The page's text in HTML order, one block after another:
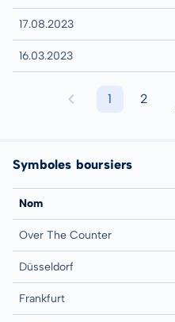
17.08.2023
16.03.2023
1 2
Symboles boursiers
Nom
Over The Counter
Düsseldorf
Frankfurt